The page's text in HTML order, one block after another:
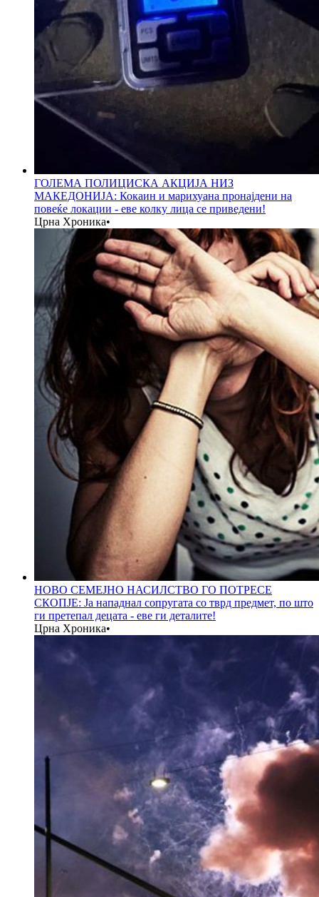
ГОЛЕМА ПОЛИЦИСКА АКЦИЈА НИЗ
МАКЕДОНИЈА: Кокаин и марихуана пронајдени на
повеќе локации - еве колку лица се приведени!
Црна Хроника•
НОВО СЕМЕЈНО НАСИЛСТВО ГО ПОТРЕСЕ
СКОПЈЕ: Ја нападнал сопругата со тврд предмет, по што
ги претепал децата - еве ги деталите!
Црна Хроника•